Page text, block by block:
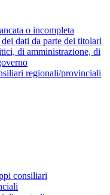
o incompleta
dati da parte dei titolari
di amministrazione, di
regionali/provinciali
consiliari